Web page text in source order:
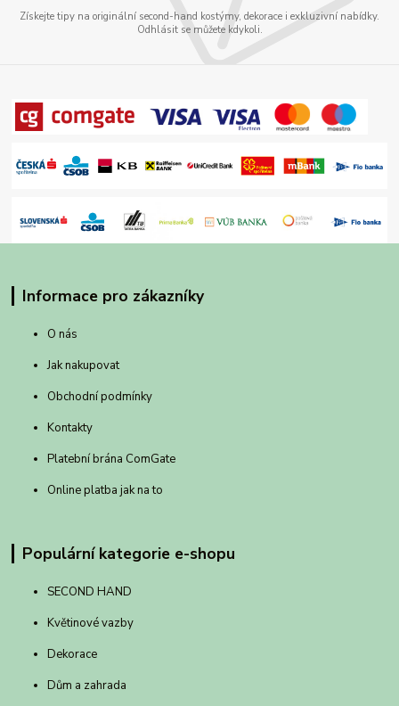
Získejte tipy na originální second-hand kostýmy, dekorace i exkluzivní nabídky.
Odhlásit se můžete kdykoli.
Informace pro zákazníky
O nás
Jak nakupovat
Obchodní podmínky
Kontakty
Platební brána ComGate
Online platba jak na to
Populární kategorie e-shopu
SECOND HAND
Květinové vazby
Dekorace
Dům a zahrada